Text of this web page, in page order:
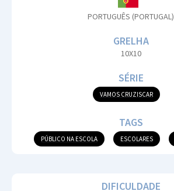
PORTUGUÊS (PORTUGAL)
GRELHA
10X10
SÉRIE
VAMOS CRUZISCAR
TAGS
PÚBLICO NA ESCOLA ESCOLARES
DIFICULDADE